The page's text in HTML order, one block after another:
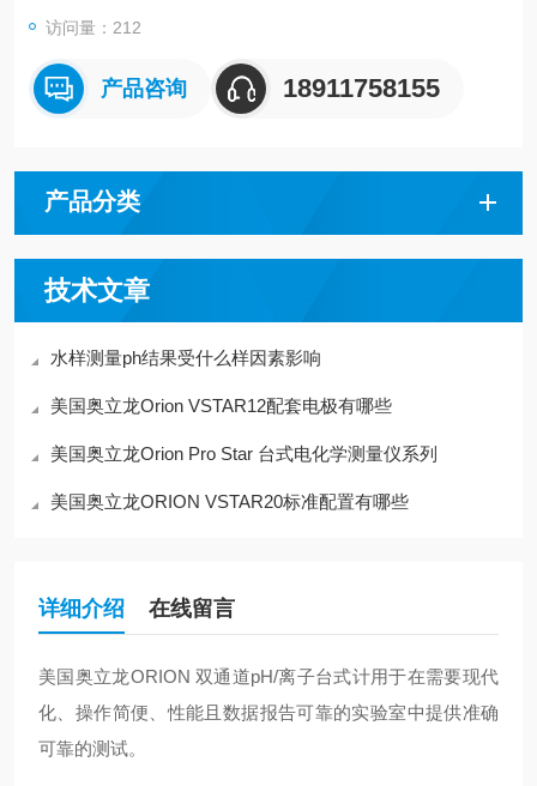
访问量：212
产品咨询 18911758155
产品分类
技术文章
水样测量ph结果受什么样因素影响
美国奥立龙Orion VSTAR12配套电极有哪些
美国奥立龙Orion Pro Star 台式电化学测量仪系列
美国奥立龙ORION VSTAR20标准配置有哪些
详细介绍 在线留言
美国奥立龙ORION 双通道pH/离子台式计用于在需要现代
化、操作简便、性能且数据报告可靠的实验室中提供准确
可靠的测试。